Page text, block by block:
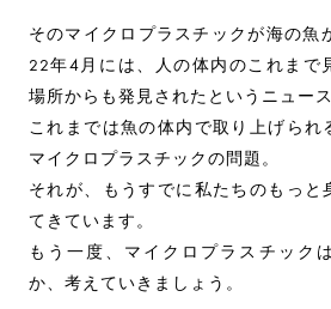
そのマイクロプラスチックが海の魚
22年4月には、人の体内のこれまで
場所からも発見されたというニュー
これまでは魚の体内で取り上げられ
マイクロプラスチックの問題。
それが、もうすでに私たちのもっと
てきています。
もう一度、マイクロプラスチック
か、考えていきましょう。